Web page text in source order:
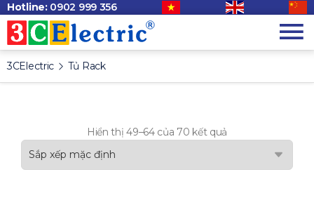
Hotline: 0902 999 356
3CElectric Tủ Rack
Hiển thị 49–64 của 70 kết quả